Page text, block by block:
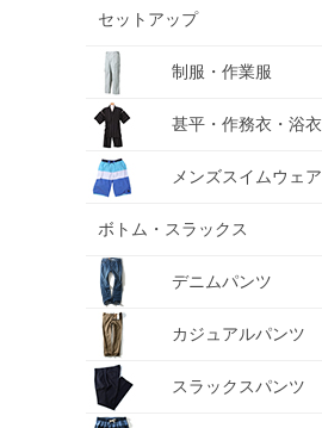
セットアップ
制服・作業服
甚平・作務衣・浴衣
メンズスイムウェア
ボトム・スラックス
デニムパンツ
カジュアルパンツ
スラックスパンツ